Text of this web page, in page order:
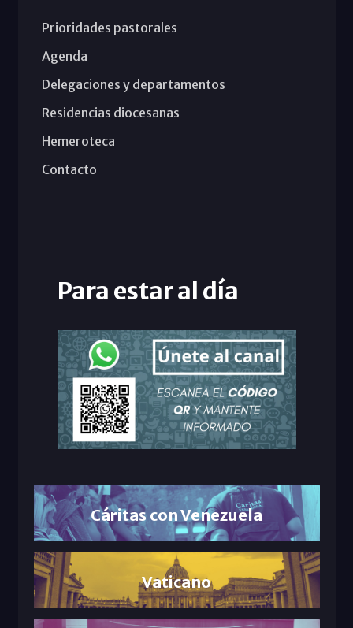
Prioridades pastorales
Agenda
Delegaciones y departamentos
Residencias diocesanas
Hemeroteca
Contacto
Para estar al día
Cáritas con Venezuela
Vaticano